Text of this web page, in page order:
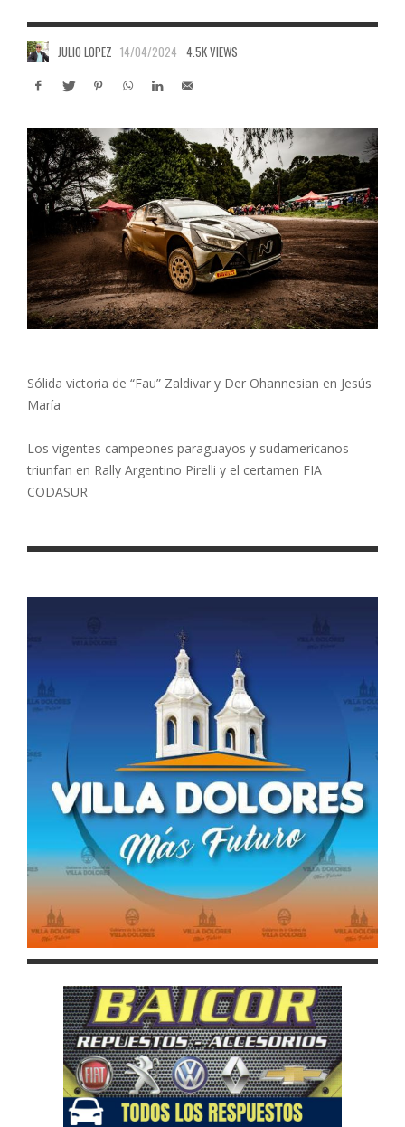
JULIO LOPEZ 14/04/2024 4.5K VIEWS
Sólida victoria de “Fau” Zaldivar y Der Ohannesian en Jesús
María
Los vigentes campeones paraguayos y sudamericanos
triunfan en Rally Argentino Pirelli y el certamen FIA
CODASUR